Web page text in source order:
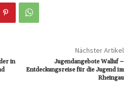
in
Nächster Artikel
Jugendangebote Walluf –
Entdeckungsreise für die Jugend im
Rheingau